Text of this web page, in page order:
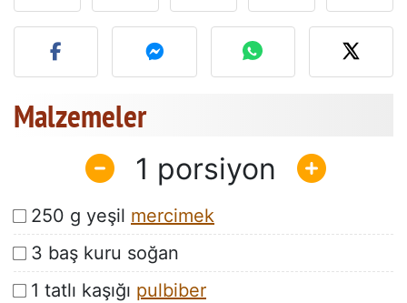
Bu tarifin fotoğrafını
Malzemeler
1
250 g yeşil mercimek
3 baş kuru soğan
1 tatlı kaşığı pulbiber